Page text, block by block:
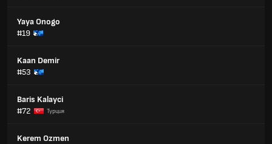
Yaya Onogo
#19
Kaan Demir
#53
Baris Kalayci
#72
Турция
Kerem Ozmen